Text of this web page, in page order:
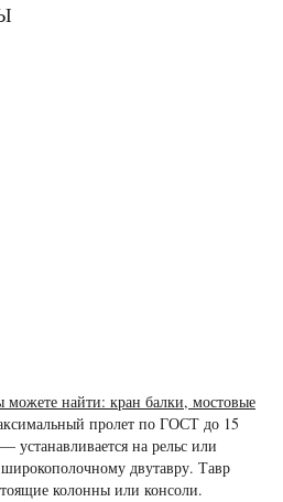
найти: кран балки, мостовые
пролет по ГОСТ до 15
устанавливается на рельс или
двутавру. Тавр
колонны или консоли.